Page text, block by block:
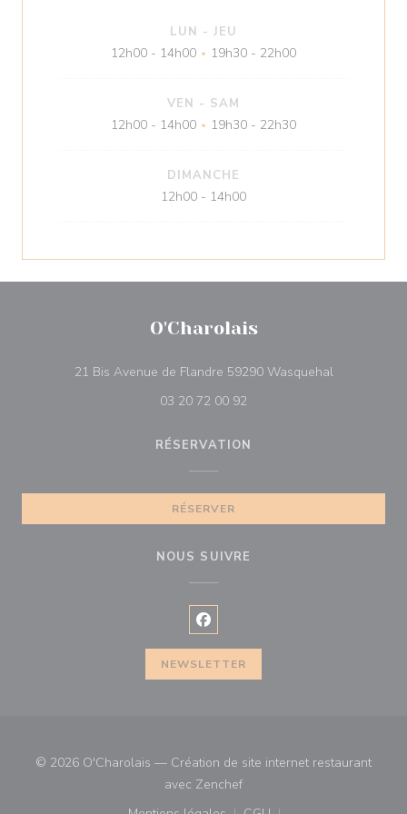
LUN -JEU
12h00 - 14h00 • 19h30 - 22h00
VEN - SAM
12h00 - 14h00 • 19h30 - 22h30
DIMANCHE
12h00 - 14h00
O'Charolais
21 Bis Avenue de Flandre 59290 Wasquehal((ouvre une
03 20 72 00 92
RÉSERVATION
RÉSERVER
NOUS SUIVRE
Facebook ((ouvre une nouvelle
NEWSLETTER
© 2026 O'Charolais — Création de site internet restaurant
avec Zenchef((ouvre une nouvelle